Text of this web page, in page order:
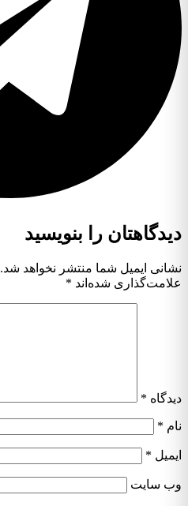
دیدگاهتان را بنویسید
نشانی ایمیل شما منتشر نخواهد شد.
علامت‌گذاری شده‌اند *
دیدگاه *
نام *
ایمیل *
وب‌ سایت